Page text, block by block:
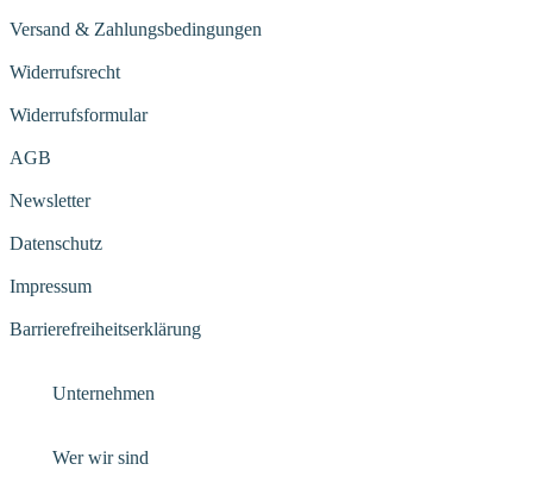
Versand & Zahlungsbedingungen
Widerrufsrecht
Widerrufsformular
AGB
Newsletter
Datenschutz
Impressum
Barrierefreiheitserklärung
Unternehmen
Wer wir sind